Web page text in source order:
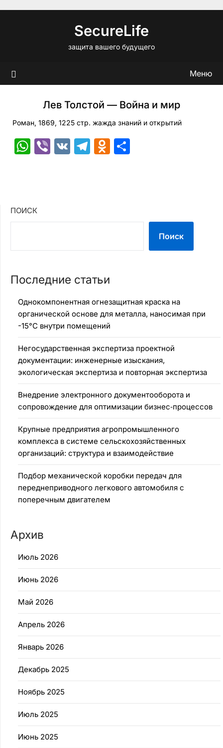
SecureLife
защита вашего будущего
Меню
Лев Толстой — Война и мир
Роман, 1869, 1225 стр. жажда знаний и открытий
WhatsApp
Viber
VK Telegram
Odnoklassniki
ПОИСК
Поиск
Последние статьи
Однокомпонентная огнезащитная краска на
органической основе для металла, наносимая при
-15°C внутри помещений
Негосударственная экспертиза проектной
документации: инженерные изыскания,
экологическая экспертиза и повторная экспертиза
Внедрение электронного документооборота и
сопровождение для оптимизации бизнес‑процессов
Крупные предприятия агропромышленного
комплекса в системе сельскохозяйственных
организаций: структура и взаимодействие
Подбор механической коробки передач для
переднеприводного легкового автомобиля с
поперечным двигателем
Архив
Июль 2026
Июнь 2026
Май 2026
Апрель 2026
Январь 2026
Декабрь 2025
Ноябрь 2025
Июль 2025
Июнь 2025